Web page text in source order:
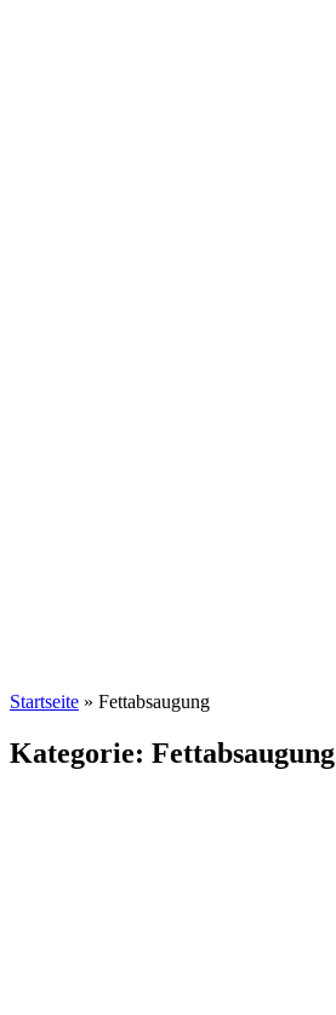
Startseite » Fettabsaugung
Kategorie: Fettabsaugung